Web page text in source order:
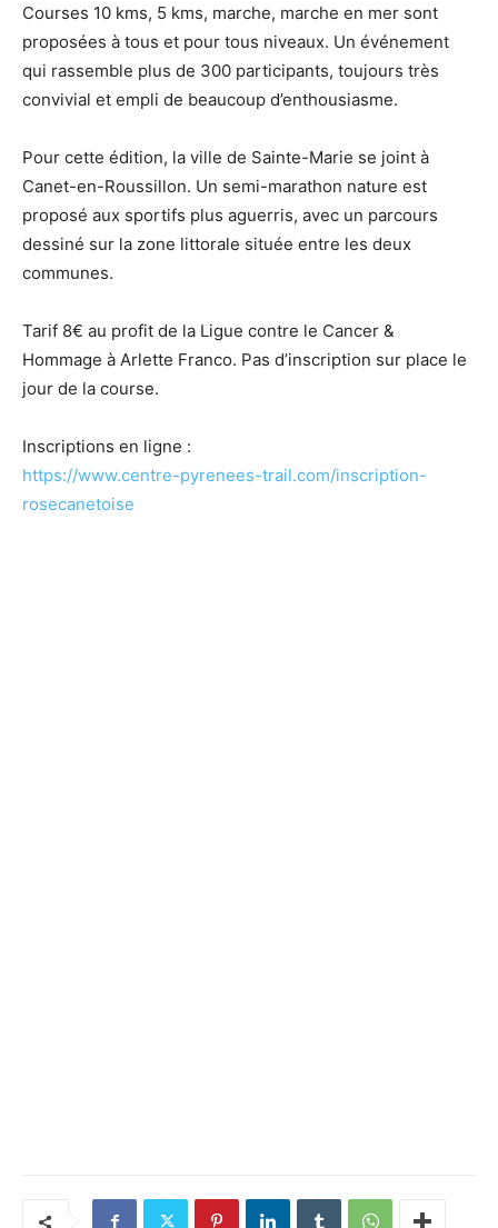
Courses 10 kms, 5 kms, marche, marche en mer sont
proposées à tous et pour tous niveaux. Un événement
qui rassemble plus de 300 participants, toujours très
convivial et empli de beaucoup d’enthousiasme.
Pour cette édition, la ville de Sainte-Marie se joint à
Canet-en-Roussillon. Un semi-marathon nature est
proposé aux sportifs plus aguerris, avec un parcours
dessiné sur la zone littorale située entre les deux
communes.
Tarif 8€ au profit de la Ligue contre le Cancer &
Hommage à Arlette Franco. Pas d’inscription sur place le
jour de la course.
Inscriptions en ligne :
https://www.centre-pyrenees-trail.com/inscription-
rosecanetoise